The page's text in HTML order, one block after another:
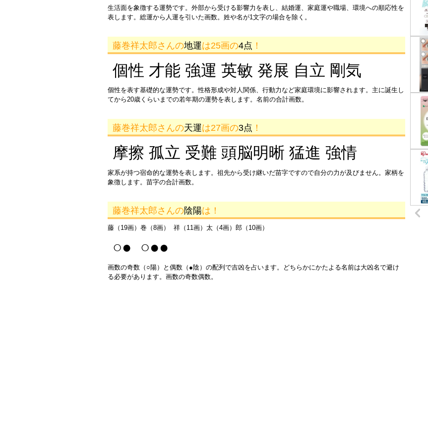
生活面を象徴する運勢です。外部から受ける影響力を表し、結婚運、家庭運や職場、環境への順応性を
表します。総運から人運を引いた画数。姓や名が1文字の場合を除く。
藤巻祥太郎さんの地運は25画の4点 ！
個性 才能 強運 英敏 発展 自立 剛気
個性を表す基礎的な運勢です。性格形成や対人関係、行動力など家庭環境に影響されます。主に誕生し
てから20歳くらいまでの若年期の運勢を表します。名前の合計画数。
藤巻祥太郎さんの天運は27画の3点 ！
摩擦 孤立 受難 頭脳明晰 猛進 強情
家系が持つ宿命的な運勢を表します。祖先から受け継いだ苗字ですので自分の力が及びません。家柄を
象徴します。苗字の合計画数。
藤巻祥太郎さんの陰陽は！
藤（19画）巻（8画） 祥（11画）太（4画）郎（10画）
○● ○●●
画数の奇数（○陽）と偶数（●陰）の配列で吉凶を占います。どちらかにかたよる名前は大凶名で避け
る必要があります。画数の奇数偶数。